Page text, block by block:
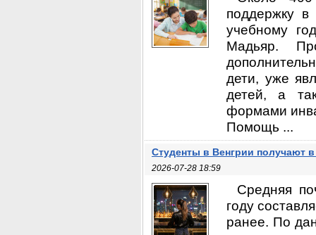
поддержку
учебному
Мадьяр.
дети, уже
детей, а
формами
Помощь ...
Студенты в Венгрии получают
2026-07-28 18:59
Средняя
году
ранее. По